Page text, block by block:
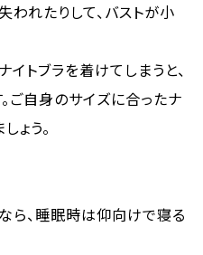
われたりして、バストが小
トブラを着けてしまうと、
ご自身のサイズに合ったナ
ょう。
ら、睡眠時は仰向けで寝る